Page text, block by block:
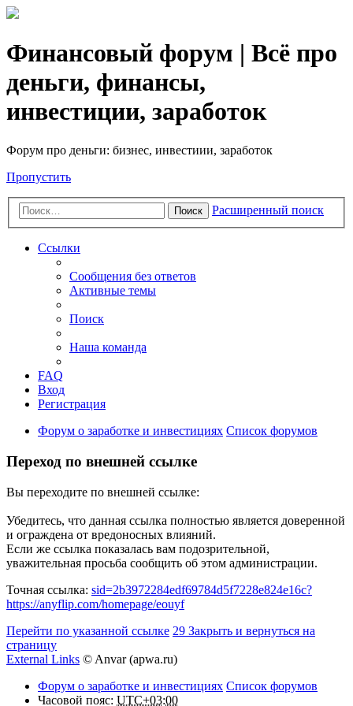
Финансовый форум | Всё про
деньги, финансы,
инвестиции, заработок
Форум про деньги: бизнес, инвестиии, заработок
Пропустить
Поиск Расширенный поиск
Ссылки
Сообщения без ответов
Активные темы
Поиск
Наша команда
FAQ
Вход
Регистрация
Форум о заработке и инвестициях Список форумов
Переход по внешней ссылке
Вы переходите по внешней ссылке:
Убедитесь, что данная ссылка полностью является доверенной
и ограждена от вредоносных влияний.
Если же ссылка показалась вам подозрительной,
уважительная просьба сообщить об этом администрации.
Точная ссылка: sid=2b3972284edf69784d5f7228e824e16c?
https://anyflip.com/homepage/eouyf
Перейти по указанной ссылке 29 Закрыть и вернуться на
страницу
External Links © Anvar (apwa.ru)
Форум о заработке и инвестициях Список форумов
Часовой пояс: UTC+03:00